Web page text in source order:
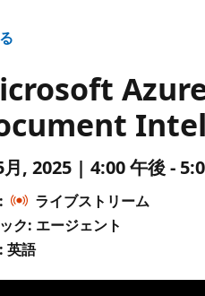
月, 2025 | 4:00 午後 -
ライブストリーム
ク: エージェント
英語